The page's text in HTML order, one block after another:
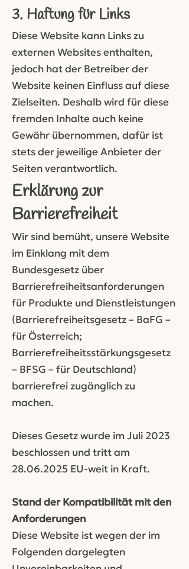
3. Haftung für Links
Diese Website kann Links zu
externen Websites enthalten,
jedoch hat der Betreiber der
Website keinen Einfluss auf diese
Zielseiten. Deshalb wird für diese
fremden Inhalte auch keine
Gewähr übernommen, dafür ist
stets der jeweilige Anbieter der
Seiten verantwortlich.
Erklärung zur
Barrierefreiheit
Wir sind bemüht, unsere Website
im Einklang mit dem
Bundesgesetz über
Barrierefreiheitsanforderungen
für Produkte und Dienstleistungen
(Barrierefreiheitsgesetz – BaFG –
für Österreich;
Barrierefreiheitsstärkungsgesetz
– BFSG – für Deutschland)
barrierefrei zugänglich zu
machen.
Dieses Gesetz wurde im Juli 2023
beschlossen und tritt am
28.06.2025 EU-weit in Kraft.
Stand der Kompatibilität mit den
Anforderungen
Diese Website ist wegen der im
Folgenden dargelegten